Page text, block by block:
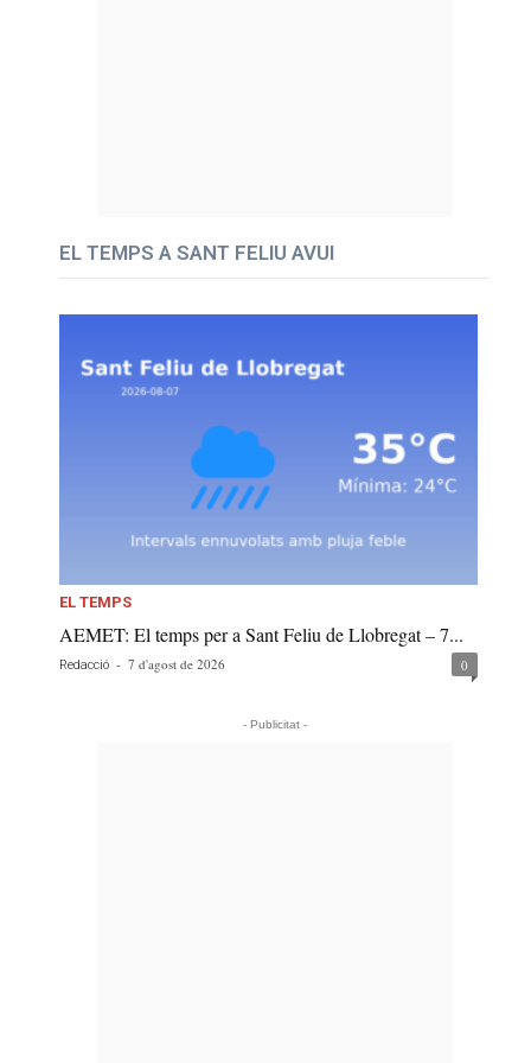
EL TEMPS A SANT FELIU AVUI
EL TEMPS
AEMET: El temps per a Sant Feliu de Llobregat – 7...
Redacció - 7 d'agost de 2026 0
- Publicitat -